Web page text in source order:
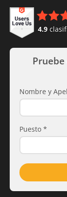
4.9
Nombre y
Puesto *